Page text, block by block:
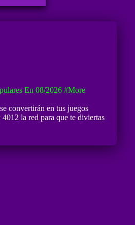
En 08/2026 #more
convertirán en tus juegos
la red para que te diviertas